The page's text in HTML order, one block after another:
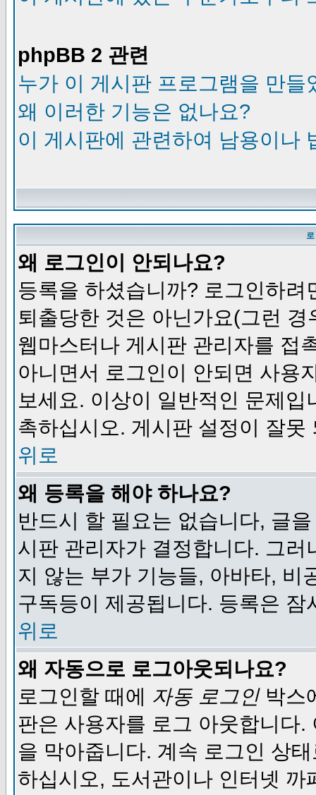
phpBB 2 관련
누가 이 게시판 프로그램을 만들
왜 이러한 기능은 없나요?
이 게시판에 관련하여 남용이나
왜 로그인이 안되나요?
등록을 하셨습니까? 로그인하
퇴출당한 것은 아닌가요(그런
웹마스터나 게시판 관리자를 접
아니면서 로그인이 안되면 사용
보세요. 이상이 일반적인 문제
촉하십시오. 게시판 설정이 잘못
위로
왜 등록을 해야 하나요?
반드시 할 필요는 없습니다, 글
시판 관리자가 결정합니다. 그
지 않는 부가 기능들, 아바타, 비
구독등이 제공됩니다. 등록은
위로
왜 자동으로 로그아웃되나요?
로그인할 때에 자동 로그인박스
판은 사용자를 로그 아웃합니다
을 막아줍니다. 계속 로그인 상
하십시오, 도서관이나 인터넷